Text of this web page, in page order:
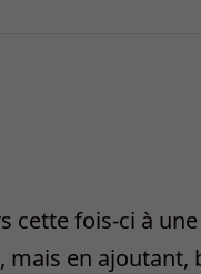
cette fois-ci à
en ajoutant,